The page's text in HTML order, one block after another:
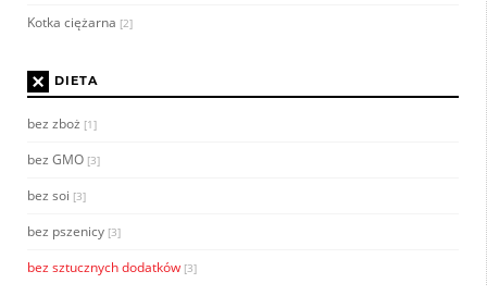
Kotka ciężarna [2]
× DIETA
bez zboż [1]
bez GMO [3]
bez soi [3]
bez pszenicy [3]
bez sztucznych dodatków [3]